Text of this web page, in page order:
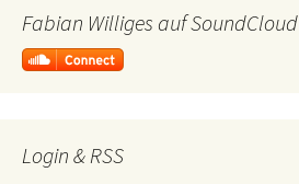
Fabian Williges auf SoundCloud
Login & RSS